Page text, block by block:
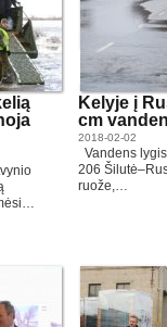
Kelyje į
cm
2018-02-02
Vandens
206
ruože,…